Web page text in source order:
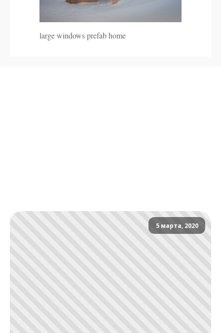
large windows prefab home
5 марта, 2020